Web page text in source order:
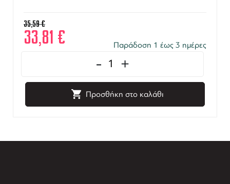
35,59€
33,81 € Παράδοση 1 έως 3 ημέρες
- +
Προσθήκη στο καλάθι